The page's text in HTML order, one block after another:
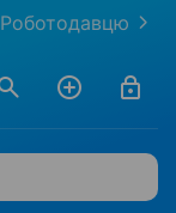
Роботодавцю